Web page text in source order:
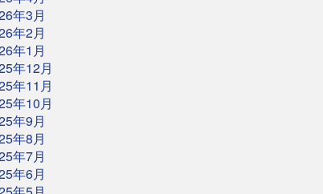
年3月
年2月
年1月
年12月
年11月
年10月
年9月
年8月
年7月
年6月